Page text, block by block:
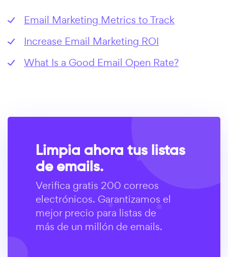
Email Marketing Metrics to Track
Increase Email Marketing ROI
What Is a Good Email Open Rate?
Limpia ahora tus listas
de emails.
Verifica gratis 200 correos
electrónicos. Garantizamos el
mejor precio para listas de
más de un millón de emails.